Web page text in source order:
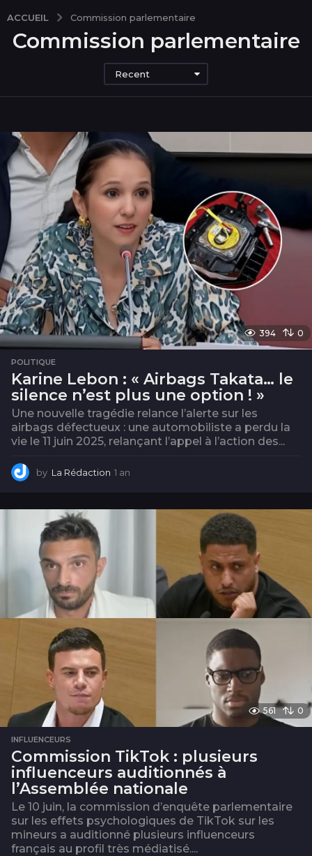
ACCUEIL Commission parlementaire
Commission parlementaire
Recent
394 0
POLITIQUE
Karine Lebon : « Airbags Takata… le
silence n’est plus une option ! »
Une nouvelle tragédie relance l’alerte sur les
airbags défectueux : une automobiliste a perdu la
vie le 11 juin 2025, relançant l’appel à l’action des...
by La Rédaction 1 an
561 0
INFLUENCEURS
Commission TikTok : plusieurs
influenceurs auditionnés à
l’Assemblée nationale
Le 10 juin, la commission d’enquête parlementaire
sur les effets psychologiques de TikTok sur les
mineurs a auditionné plusieurs influenceurs
français au profil très médiatisé....